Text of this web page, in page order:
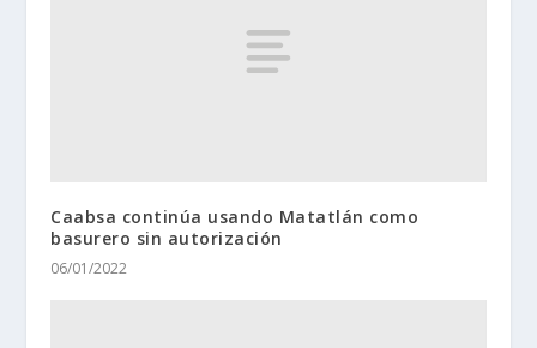
Caabsa continúa usando Matatlán como
basurero sin autorización
06/01/2022